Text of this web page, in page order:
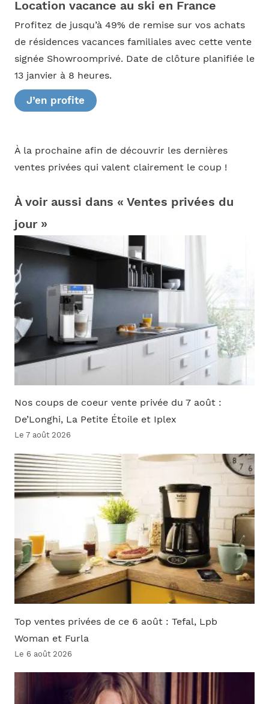
Location vacance au ski en France
Profitez de jusqu’à 49% de remise sur vos achats
de résidences vacances familiales avec cette vente
signée Showroomprivé. Date de clôture planifiée le
13 janvier à 8 heures.
J’en profite
À la prochaine afin de découvrir les dernières
ventes privées qui valent clairement le coup !
À voir aussi dans « Ventes privées du
jour »
Nos coups de coeur vente privée du 7 août :
De’Longhi, La Petite Étoile et Iplex
Le 7 août 2026
Top ventes privées de ce 6 août : Tefal, Lpb
Woman et Furla
Le 6 août 2026